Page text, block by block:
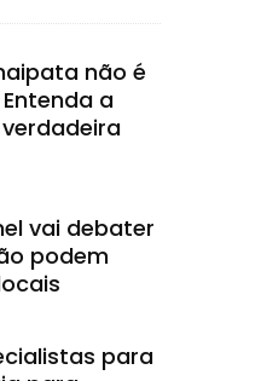
não é
a
vai debater
podem
para